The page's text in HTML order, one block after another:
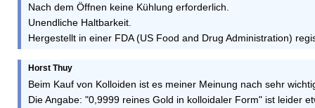
Nach dem Öffnen keine Kühlung erforderlich.
Unendliche Haltbarkeit.
Hergestellt in einer FDA (US Food and Drug Administration)
Horst Thuy
Beim Kauf von Kolloiden ist es meiner Meinung nach sehr
Die Angabe: "0,9999 reines Gold in kolloidaler Form" ist leider